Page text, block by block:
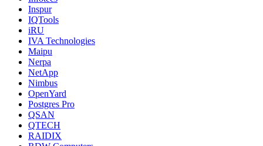
Inspur
IQTools
iRU
IVA Technologies
Maipu
Nerpa
NetApp
Nimbus
OpenYard
Postgres Pro
QSAN
QTECH
RAIDIX